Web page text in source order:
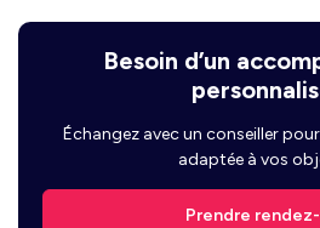
Besoin d’un
Échangez avec un conseiller
adaptée à vos
Prendre